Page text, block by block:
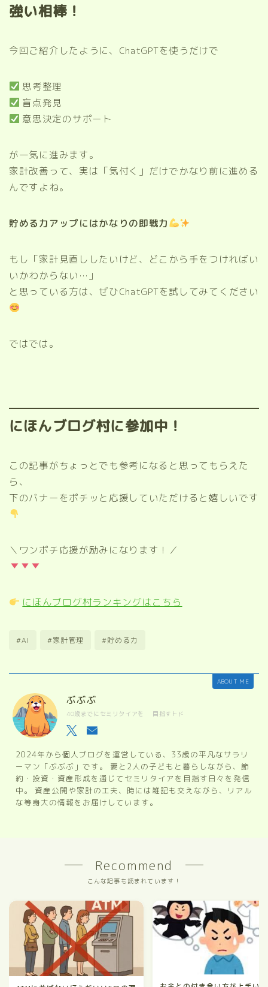
強い相棒！
今回ご紹介したように、ChatGPTを使うだけで
思考整理
盲点発見
意思決定のサポート
が一気に進みます。
家計改善って、実は「気付く」だけでかなり前に進める
んですよね。
貯める力アップにはかなりの即戦力
もし「家計見直ししたいけど、どこから手をつければい
いかわからない…」
と思っている方は、ぜひChatGPTを試してみてください
ではでは。
にほんブログ村に参加中！
この記事がちょっとでも参考になると思ってもらえた
ら、
下のバナーをポチッと応援していただけると嬉しいです
＼ワンポチ応援が励みになります！／
にほんブログ村ランキングはこちら
#AI #家計管理 #貯める力
ABOUT ME
ぶぶぶ
40歳までにセミリタイアを 目指すトド
2024年から個人ブログを運営している、33歳の平凡なサラリ
ーマン「ぶぶぶ」です。 妻と2人の子どもと暮らしながら、節
約・投資・資産形成を通じてセミリタイアを目指す日々を発信
中。 資産公開や家計の工夫、時には雑記も交えながら、リアル
な等身大の情報をお届けしています。
Recommend
こんな記事も読まれています！